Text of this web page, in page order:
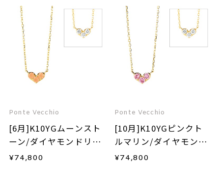
Ponte Vecchio
[6月]K10YGムーンスト
ーン/ダイヤモンドリバ
ーシブルネックレス
¥74,800
Ponte Vecchio
[10月]K10YGピンクト
ルマリン/ダイヤモンド
リバーシブルネックレ
¥74,800